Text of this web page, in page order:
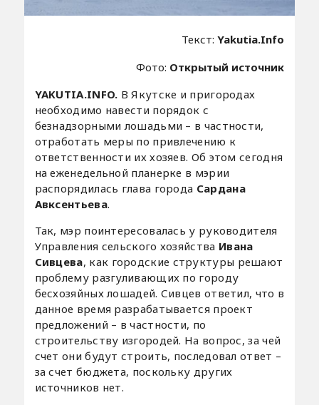
Текст:Yakutia.Info
Фото: Открытый источник
YAKUTIA.INFO. В Якутске и пригородах
необходимо навести порядок с
безнадзорными лошадьми – в частности,
отработать меры по привлечению к
ответственности их хозяев. Об этом сегодня
на еженедельной планерке в мэрии
распорядилась глава города Сардана
Авксентьева.
Так, мэр поинтересовалась у руководителя
Управления сельского хозяйства Ивана
Сивцева, как городские структуры решают
проблему разгуливающих по городу
бесхозяйных лошадей. Сивцев ответил, что в
данное время разрабатывается проект
предложений – в частности, по
строительству изгородей. На вопрос, за чей
счет они будут строить, последовал ответ –
за счет бюджета, поскольку других
источников нет.